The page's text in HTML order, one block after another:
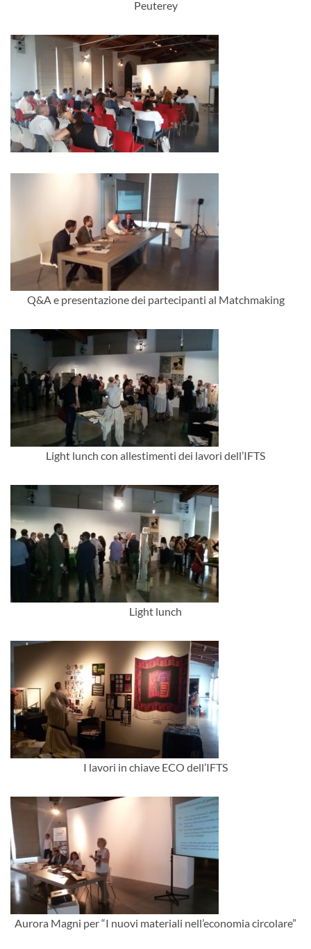
Peuterey
Q&A e presentazione dei partecipanti al Matchmaking
Light lunch con allestimenti dei lavori dell’IFTS
Light lunch
I lavori in chiave ECO dell’IFTS
Aurora Magni per “I nuovi materiali nell’economia circolare”